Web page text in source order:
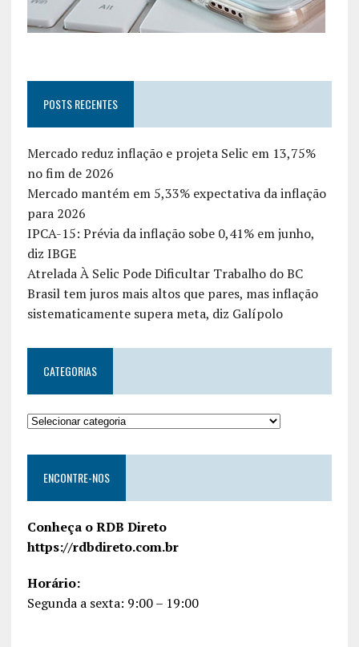
POSTS RECENTES
Mercado reduz inflação e projeta Selic em 13,75%
no fim de 2026
Mercado mantém em 5,33% expectativa da inflação
para 2026
IPCA-15: Prévia da inflação sobe 0,41% em junho,
diz IBGE
Atrelada À Selic Pode Dificultar Trabalho do BC
Brasil tem juros mais altos que pares, mas inflação
sistematicamente supera meta, diz Galípolo
CATEGORIAS
ENCONTRE-NOS
Conheça o RDB Direto
https://rdbdireto.com.br
Horário:
Segunda a sexta: 9:00 – 19:00